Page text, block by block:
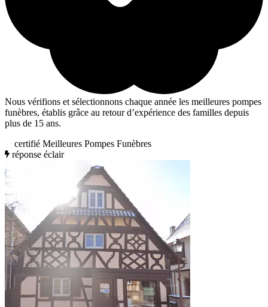
Nous vérifions et sélectionnons chaque année les meilleures pompes
funèbres, établis grâce au retour d’expérience des familles depuis
plus de 15 ans.
certifié Meilleures Pompes Funèbres
réponse éclair